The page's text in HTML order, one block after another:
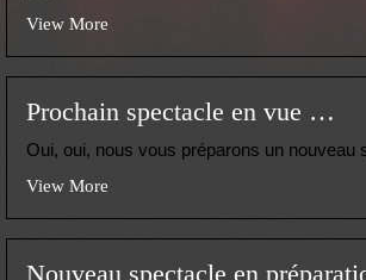
View More
Prochain spectacle en vue …
Oui, oui, nous vous préparons un nouveau
View More
Nouveau spectacle en